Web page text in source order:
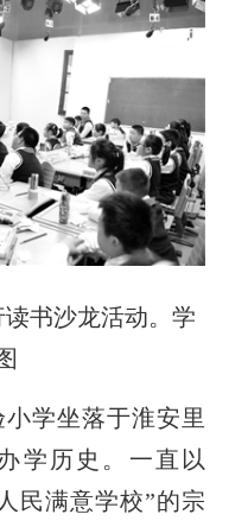
书沙龙活动。学
学坐落于淮安里
学历史。一直以
民满意学校”的宗